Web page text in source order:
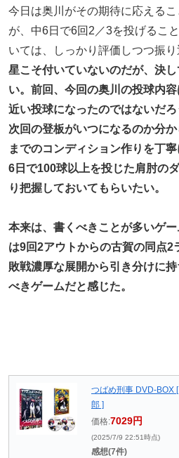
今日は奥川がその期待に応える
が、中6日で6回2／3を投げるこ
いては、しっかり評価しつつ振り
星こそ付いていないのだが、決
い。前回、今回の奥川の投球内
近い投球になったのではないだ
次回の登板がいつになるのか分
までのコンディション作りを丁
6日で100球以上を投じた肩肘の
り把握しておいてもらいたい。
本来は、書くべきことが多いゲ
は9回2アウトからの古賀の同点2
敗戦濃厚な展開から引き分けに
べきゲームだと感じた。
つばめ刑事 DVD-BOX
郎 ]
価格:7029円
(2025/7/9 22:51時点)
感想(7件)